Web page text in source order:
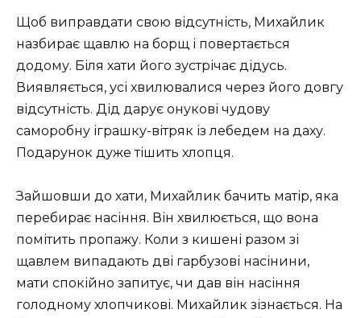
Щоб виправдати свою відсутність, Михайлик
назбирає щавлю на борщ і повертається
додому. Біля хати його зустрічає дідусь.
Виявляється, усі хвилювалися через його довгу
відсутність. Дід дарує онукові чудову
саморобну іграшку-вітряк із лебедем на даху.
Подарунок дуже тішить хлопця.
Зайшовши до хати, Михайлик бачить матір, яка
перебирає насіння. Він хвилюється, що вона
помітить пропажу. Коли з кишені разом зі
щавлем випадають дві гарбузові насінини,
мати спокійно запитує, чи дав він насіння
голодному хлопчикові. Михайлик зізнається. На